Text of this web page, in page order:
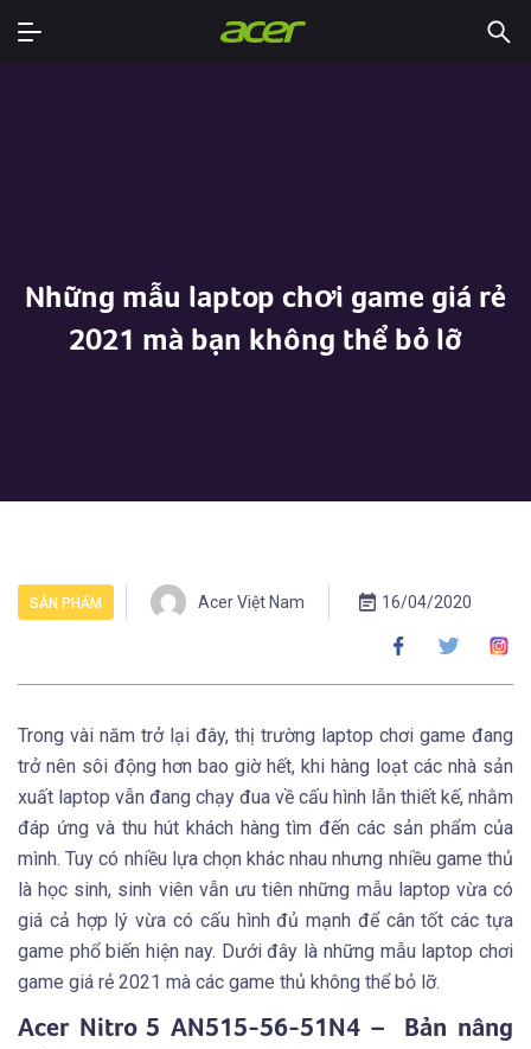
Những mẫu laptop chơi game giá rẻ
2021 mà bạn không thể bỏ lỡ
SẢN PHẨM Acer Việt Nam 16/04/2020
Trong vài năm trở lại đây, thị trường laptop chơi game đang
trở nên sôi động hơn bao giờ hết, khi hàng loạt các nhà sản
xuất laptop vẫn đang chạy đua về cấu hình lẫn thiết kế, nhằm
đáp ứng và thu hút khách hàng tìm đến các sản phẩm của
mình. Tuy có nhiều lựa chọn khác nhau nhưng nhiều game thủ
là học sinh, sinh viên vẫn ưu tiên những mẫu laptop vừa có
giá cả hợp lý vừa có cấu hình đủ mạnh để cân tốt các tựa
game phổ biến hiện nay. Dưới đây là những mẫu laptop chơi
game giá rẻ 2021 mà các game thủ không thể bỏ lỡ.
Acer Nitro 5 AN515-56-51N4 – Bản nâng